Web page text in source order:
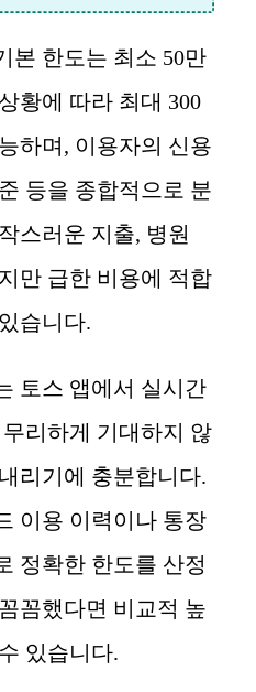
본 한도는 최소 50만
황에 따라 최대 300
하며, 이용자의 신용
등을 종합적으로 분
스러운 지출, 병원
만 급한 비용에 적합
습니다.
토스 앱에서 실시간
리하게 기대하지 않
리기에 충분합니다.
이용 이력이나 통장
정확한 한도를 산정
꼼했다면 비교적 높
있습니다.